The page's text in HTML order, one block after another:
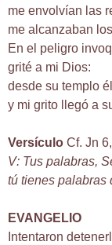
me envolvían las
me alcanzaban
En el peligro
grité a mi Dios:
desde su templo
y mi grito llegó a
Versículo Cf. Jn
V: Tus palabras,
tú tienes palabras
EVANGELIO
Intentaron